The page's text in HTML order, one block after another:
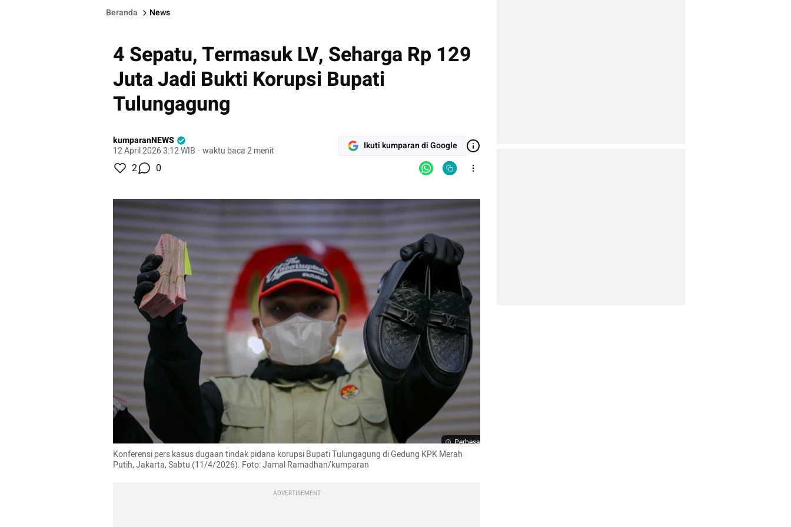
Beranda News
4 Sepatu, Termasuk LV, Seharga Rp 129
Juta Jadi Bukti Korupsi Bupati
Tulungagung
kumparanNEWS
12 April 2026 3:12 WIB · waktu baca 2 menit Ikuti kumparan di Google
2 0
Perbesar
Konferensi pers kasus dugaan tindak pidana korupsi Bupati Tulungagung di Gedung KPK Merah
Putih, Jakarta, Sabtu (11/4/2026). Foto: Jamal Ramadhan/kumparan
ADVERTISEMENT